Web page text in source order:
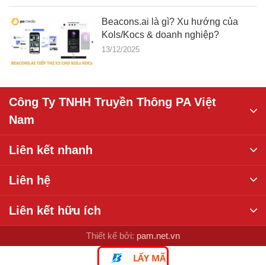
Beacons.ai là gì? Xu hướng của
Kols/Kocs & doanh nghiệp?
13/12/2025
Công Ty TNHH Truyền Thông PA Việt
Nam
Liên kết nhanh
Liên hệ
Liên kết hữu ích
Thiết kế bởi: pam.net.vn
LẤY MÃ